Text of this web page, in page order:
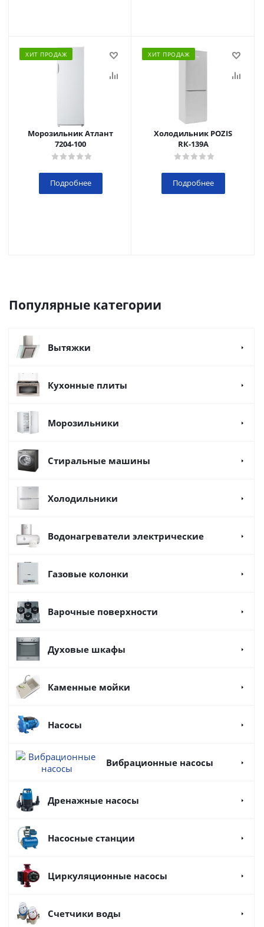
ХИТ ПРОДАЖ
Морозильник Атлант
7204-100
Подробнее
ХИТ ПРОДАЖ
Холодильник POZIS
RК-139А
Подробнее
Популярные категории
Вытяжки
Кухонные плиты
Морозильники
Стиральные машины
Холодильники
Водонагреватели электрические
Газовые колонки
Варочные поверхности
Духовые шкафы
Каменные мойки
Насосы
Вибрационные насосы
Дренажные насосы
Насосные станции
Циркуляционные насосы
Счетчики воды